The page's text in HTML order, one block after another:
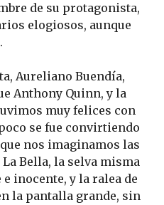
de su protagonista,
elogiosos, aunque
Aureliano Buendía,
Anthony Quinn, y la
muy felices con
se fue convirtiendo
nos imaginamos las
Bella, la selva misma
inocente, y la ralea de
la pantalla grande, sin